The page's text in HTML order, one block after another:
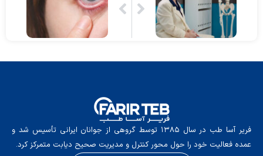
فریر آسا طب در سال ۱۳۸۵ توسط گروهی از جوانان ایرانی تأسیس شد و
عمده فعالیت خود را حول محور کنترل و مدیریت صحیح دیابت متمرکز کرد.